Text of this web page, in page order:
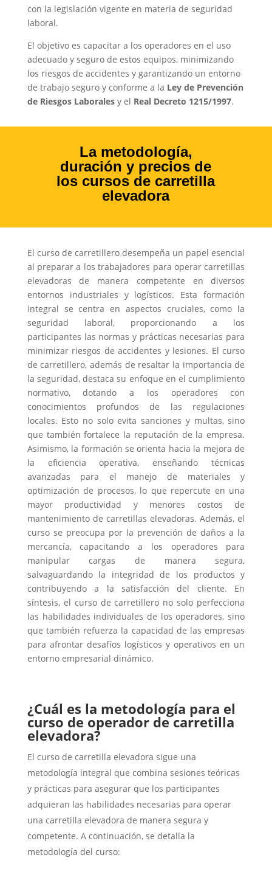
con la legislación vigente en materia de seguridad
laboral.
El objetivo es capacitar a los operadores en el uso
adecuado y seguro de estos equipos, minimizando
los riesgos de accidentes y garantizando un entorno
de trabajo seguro y conforme a la Ley de Prevención
de Riesgos Laboralesy el Real Decreto 1215/1997.
La metodología,
duración y precios de
los cursos de carretilla
elevadora
El curso de carretillero desempeña un papel esencial
al preparar a los trabajadores para operar carretillas
elevadoras de manera competente en diversos
entornos industriales y logísticos. Esta formación
integral se centra en aspectos cruciales, como la
seguridad laboral, proporcionando a los
participantes las normas y prácticas necesarias para
minimizar riesgos de accidentes y lesiones. El curso
de carretillero, además de resaltar la importancia de
la seguridad, destaca su enfoque en el cumplimiento
normativo, dotando a los operadores con
conocimientos profundos de las regulaciones
locales. Esto no solo evita sanciones y multas, sino
que también fortalece la reputación de la empresa.
Asimismo, la formación se orienta hacia la mejora de
la eficiencia operativa, enseñando técnicas
avanzadas para el manejo de materiales y
optimización de procesos, lo que repercute en una
mayor productividad y menores costos de
mantenimiento de carretillas elevadoras. Además, el
curso se preocupa por la prevención de daños a la
mercancía, capacitando a los operadores para
manipular cargas de manera segura,
salvaguardando la integridad de los productos y
contribuyendo a la satisfacción del cliente. En
síntesis, el curso de carretillero no solo perfecciona
las habilidades individuales de los operadores, sino
que también refuerza la capacidad de las empresas
para afrontar desafíos logísticos y operativos en un
entorno empresarial dinámico.
¿Cuál es la metodología para el
curso de operador de carretilla
elevadora?
El curso de carretilla elevadora sigue una
metodología integral que combina sesiones teóricas
y prácticas para asegurar que los participantes
adquieran las habilidades necesarias para operar
una carretilla elevadora de manera segura y
competente. A continuación, se detalla la
metodología del curso: